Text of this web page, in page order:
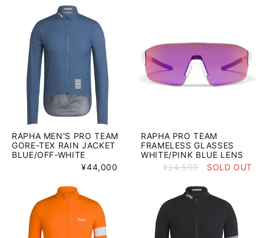
RAPHA MEN'S PRO TEAM
GORE-TEX RAIN JACKET
BLUE/OFF-WHITE
¥44,000
RAPHA PRO TEAM
FRAMELESS GLASSES
WHITE/PINK BLUE LENS
¥24,500
SOLD OUT